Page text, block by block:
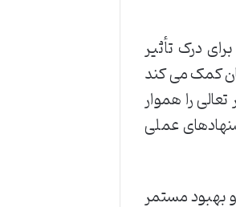
درک تأثیر
کمک می کند
را هموار
عملی
و بهبود مستمر